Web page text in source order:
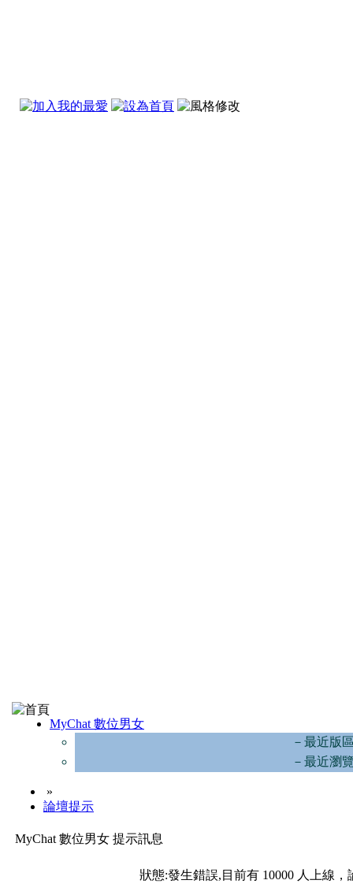
MyChat 數位男女
－最近版
－最近瀏
»
論壇提示
MyChat 數位男女 提示訊息
狀態:發生錯誤,目前有 10000 人上線